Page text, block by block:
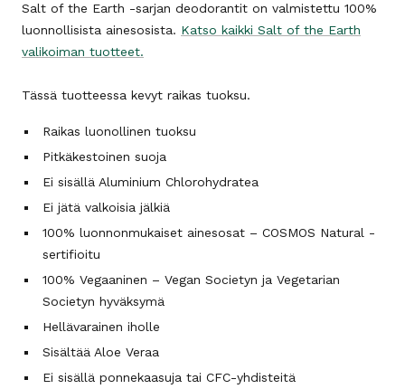
Salt of the Earth -sarjan deodorantit on valmistettu 100%
luonnollisista ainesosista. Katso kaikki Salt of the Earth
valikoiman tuotteet.
Tässä tuotteessa kevyt raikas tuoksu.
Raikas luonollinen tuoksu
Pitkäkestoinen suoja
Ei sisällä Aluminium Chlorohydratea
Ei jätä valkoisia jälkiä
100% luonnonmukaiset ainesosat – COSMOS Natural -
sertifioitu
100% Vegaaninen – Vegan Societyn ja Vegetarian
Societyn hyväksymä
Hellävarainen iholle
Sisältää Aloe Veraa
Ei sisällä ponnekaasuja tai CFC-yhdisteitä